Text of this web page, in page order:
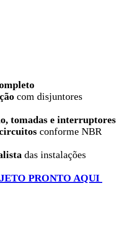
com disjuntores
tomadas e interruptores
conforme NBR
das instalações
PRONTO AQUI